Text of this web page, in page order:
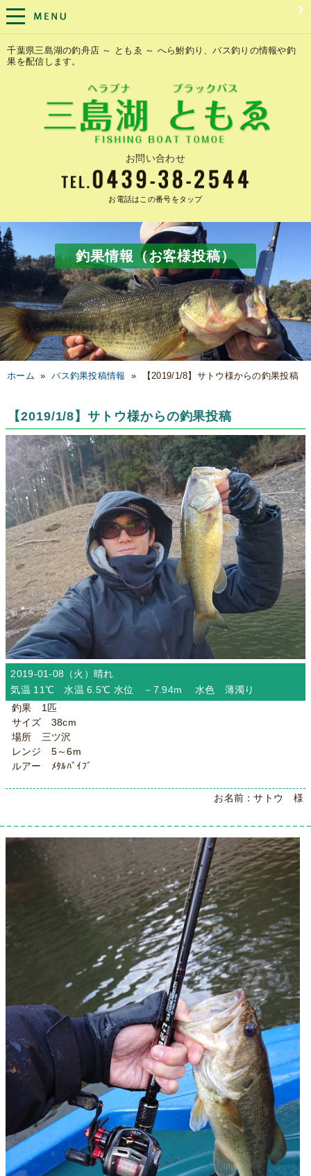
千葉県三島湖の釣舟店 ～ ともゑ ～ へら鮒釣り、バス釣りの情報や釣
果を配信します。
お問い合わせ
お電話はこの番号をタップ
釣果情報（お客様投稿）
ホーム »バス釣果投稿情報 » 【2019/1/8】サトウ様からの釣果投稿
【2019/1/8】サトウ様からの釣果投稿
2019-01-08（火）晴れ
気温 11℃ 水温 6.5℃ 水位 －7.94m 水色 薄濁り
釣果 1匹
サイズ 38cm
場所 三ツ沢
レンジ 5～6m
ルアー ﾒﾀﾙﾊﾞｲﾌﾞ
お名前：サトウ 様